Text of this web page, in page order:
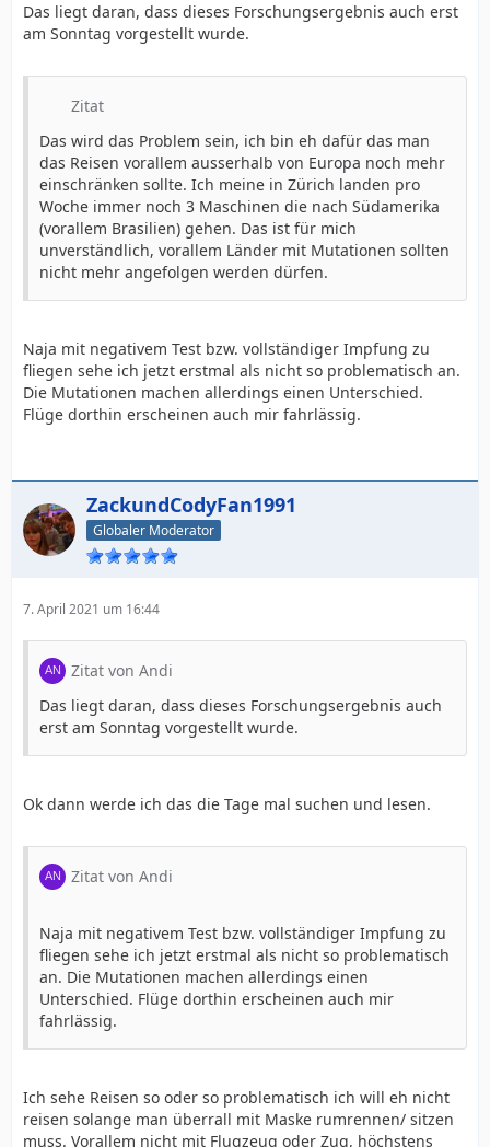
Das liegt daran, dass dieses Forschungsergebnis auch erst
am Sonntag vorgestellt wurde.
Zitat
Das wird das Problem sein, ich bin eh dafür das man
das Reisen vorallem ausserhalb von Europa noch mehr
einschränken sollte. Ich meine in Zürich landen pro
Woche immer noch 3 Maschinen die nach Südamerika
(vorallem Brasilien) gehen. Das ist für mich
unverständlich, vorallem Länder mit Mutationen sollten
nicht mehr angefolgen werden dürfen.
Naja mit negativem Test bzw. vollständiger Impfung zu
fliegen sehe ich jetzt erstmal als nicht so problematisch an.
Die Mutationen machen allerdings einen Unterschied.
Flüge dorthin erscheinen auch mir fahrlässig.
ZackundCodyFan1991
Globaler Moderator
7. April 2021 um 16:44
Zitat von Andi
Das liegt daran, dass dieses Forschungsergebnis auch
erst am Sonntag vorgestellt wurde.
Ok dann werde ich das die Tage mal suchen und lesen.
Zitat von Andi
Naja mit negativem Test bzw. vollständiger Impfung zu
fliegen sehe ich jetzt erstmal als nicht so problematisch
an. Die Mutationen machen allerdings einen
Unterschied. Flüge dorthin erscheinen auch mir
fahrlässig.
Ich sehe Reisen so oder so problematisch ich will eh nicht
reisen solange man überrall mit Maske rumrennen/ sitzen
muss. Vorallem nicht mit Flugzeug oder Zug, höchstens